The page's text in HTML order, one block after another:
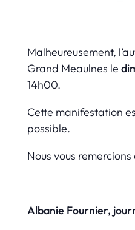
Malheureusement,
Grand Meaulnes le
14h00.
Cette manifestation
possible.
Nous vous
Albanie Fournier,